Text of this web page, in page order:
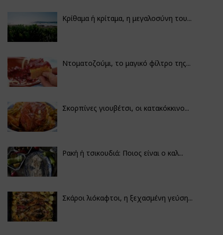
Κρίθαμα ή κρίταμα, η μεγαλοσύνη του...
Ντοματοζούμι, το μαγικό φίλτρο της...
Σκορπίνες γιουβέτσι, οι κατακόκκινο...
Ρακή ή τσικουδιά: Ποιος είναι ο καλ...
Σκάροι λιόκαφτοι, η ξεχασμένη γεύση...